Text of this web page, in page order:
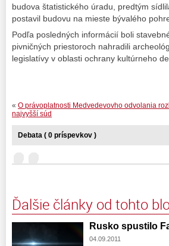
budova štatistického úradu, predtým
postavil budovu na mieste bývalého
Podľa posledných informácií boli
pivničných priestoroch nahradili
legislatívy v oblasti ochrany kultúrneho
« O právoplatnosti Medvedevovho odvolania
najvyšší súd
Debata ( 0 príspevkov )
Ďalšie články od tohto
Rusko spustilo
04.09.2011